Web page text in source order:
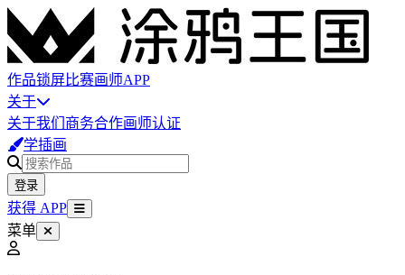
作品锁屏比赛画师APP
关于
关于我们 商务合作画师认证
学插画
登录
获得 APP
菜单